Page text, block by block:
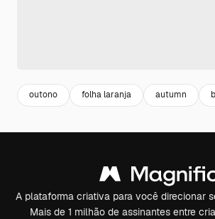
outono folha laranja autumn
A plataforma criativa para você direcionar
Mais de 1 milhão de assinantes entre